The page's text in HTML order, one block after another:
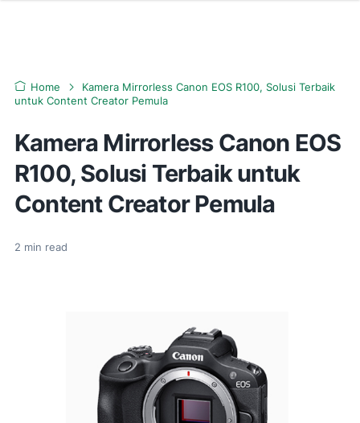
Home
Kamera Mirrorless Canon EOS R100, Solusi Terbaik
untuk Content Creator Pemula
Kamera Mirrorless Canon EOS
R100, Solusi Terbaik untuk
Content Creator Pemula
2 min read